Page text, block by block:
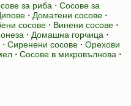
за риба ⋅ Сосове за
⋅ Доматени сосове ⋅
сосове ⋅ Винени сосове ⋅
⋅ Домашна горчица ⋅
⋅ Сиренени сосове ⋅ Орехови
⋅ Сосове в микровълнова ⋅